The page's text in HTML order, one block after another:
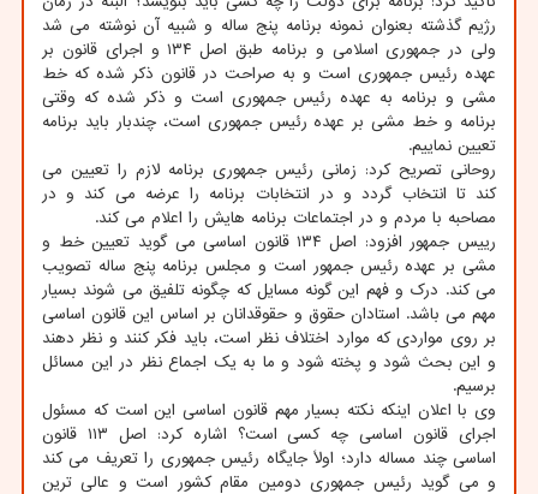
رژیم گذشته بعنوان نمونه برنامه پنج ساله و شبیه آن نوشته می شد
ولی در جمهوری اسلامی و برنامه طبق اصل ۱۳۴ و اجرای قانون بر
عهده رئیس جمهوری است و به صراحت در قانون ذکر شده که خط
مشی و برنامه به عهده رئیس جمهوری است و ذکر شده که وقتی
برنامه و خط مشی بر عهده رئیس جمهوری است، چندبار باید برنامه
تعیین نماییم.
روحانی تصریح کرد: زمانی رئیس جمهوری برنامه لازم را تعیین می
کند تا انتخاب گردد و در انتخابات برنامه را عرضه می کند و در
مصاحبه با مردم و در اجتماعات برنامه هایش را اعلام می کند.
رییس جمهور افزود: اصل ۱۳۴ قانون اساسی می گوید تعیین خط و
مشی بر عهده رئیس جمهور است و مجلس برنامه پنج ساله تصویب
می کند. درک و فهم این گونه مسایل که چگونه تلفیق می شوند بسیار
مهم می باشد. استادان حقوق و حقوقدانان بر اساس این قانون اساسی
بر روی مواردی که موارد اختلاف نظر است، باید فکر کنند و نظر دهند
و این بحث شود و پخته شود و ما به یک اجماع نظر در این مسائل
برسیم.
وی با اعلان اینکه نکته بسیار مهم قانون اساسی این است که مسئول
اجرای قانون اساسی چه کسی است؟ اشاره کرد: اصل ۱۱۳ قانون
اساسی چند مساله دارد؛ اولاً جایگاه رئیس جمهوری را تعریف می کند
و می گوید رئیس جمهوری دومین مقام کشور است و عالی ترین